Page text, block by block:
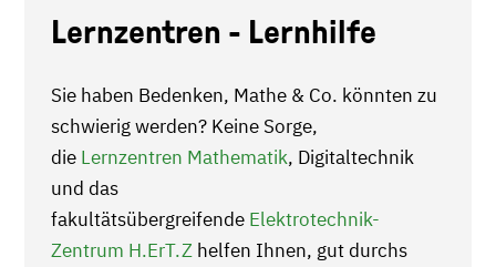
Lernzentren - Lernhilfe
Sie haben Bedenken, Mathe & Co. könnten zu
schwierig werden? Keine Sorge,
die Lernzentren Mathematik, Digitaltechnik
und das
fakultätsübergreifende Elektrotechnik-
Zentrum H.ErT.Z helfen Ihnen, gut durchs